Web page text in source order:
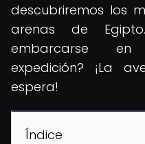
descubriremos los
arenas de
embarcarse
expedición? ¡La
espera!
Índice